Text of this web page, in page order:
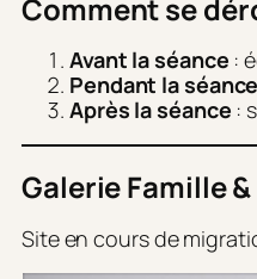
Comment se
Avant la séance :
Pendant la séance
Après la séance :
Galerie Famille
Site en cours de